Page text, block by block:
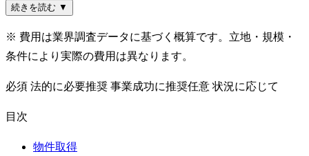
続きを読む ▼
※ 費用は業界調査データに基づく概算です。立地・規模・
条件により実際の費用は異なります。
必須 法的に必要推奨 事業成功に推奨任意 状況に応じて
目次
物件取得